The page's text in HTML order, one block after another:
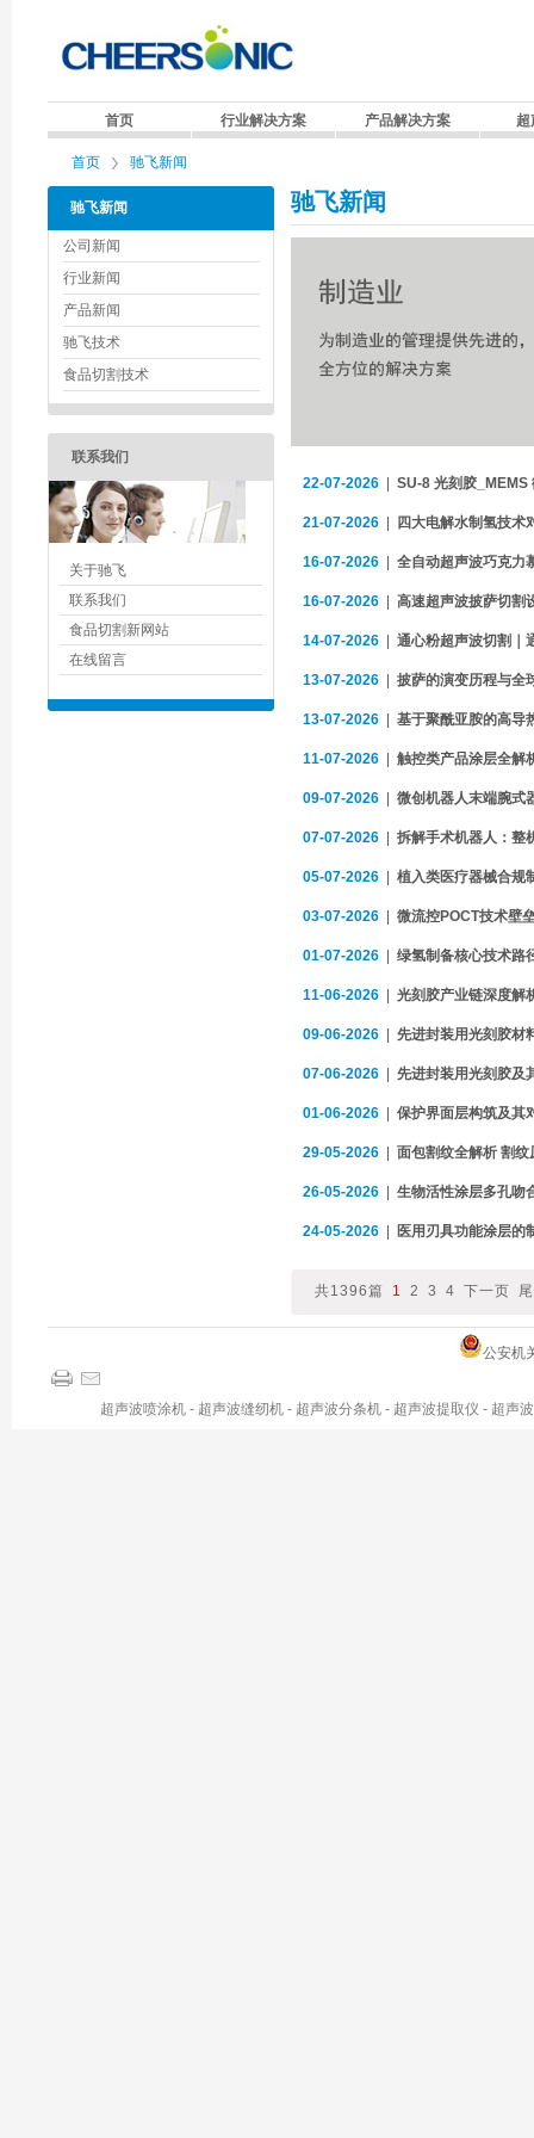
首页 行业解决方案 产品解决方案 超
首页 驰飞新闻
驰飞新闻
公司新闻
行业新闻
产品新闻
驰飞技术
食品切割技术
联系我们
关于驰飞
联系我们
食品切割新网站
在线留言
驰飞新闻
22-07-2026 SU-8 光刻胶_MEMS
21-07-2026 四大电解水制氢技术
16-07-2026 全自动超声波巧克力
16-07-2026 高速超声波披萨切割
14-07-2026 通心粉超声波切割｜
13-07-2026 披萨的演变历程与全
13-07-2026 基于聚酰亚胺的高导
11-07-2026 触控类产品涂层全解
09-07-2026 微创机器人末端腕式
07-07-2026 拆解手术机器人：整
05-07-2026 植入类医疗器械合规
03-07-2026 微流控POCT技术壁
01-07-2026 绿氢制备核心技术路
11-06-2026 光刻胶产业链深度解
09-06-2026 先进封装用光刻胶材
07-06-2026 先进封装用光刻胶及
01-06-2026 保护界面层构筑及其
29-05-2026 面包割纹全解析 割
26-05-2026 生物活性涂层多孔吻
24-05-2026 医用刃具功能涂层的
共1396篇 1 2 3 4 下一页
公安机
超声波喷涂机 - 超声波缝纫机 - 超声波分条机 - 超声波提取仪 - 超声